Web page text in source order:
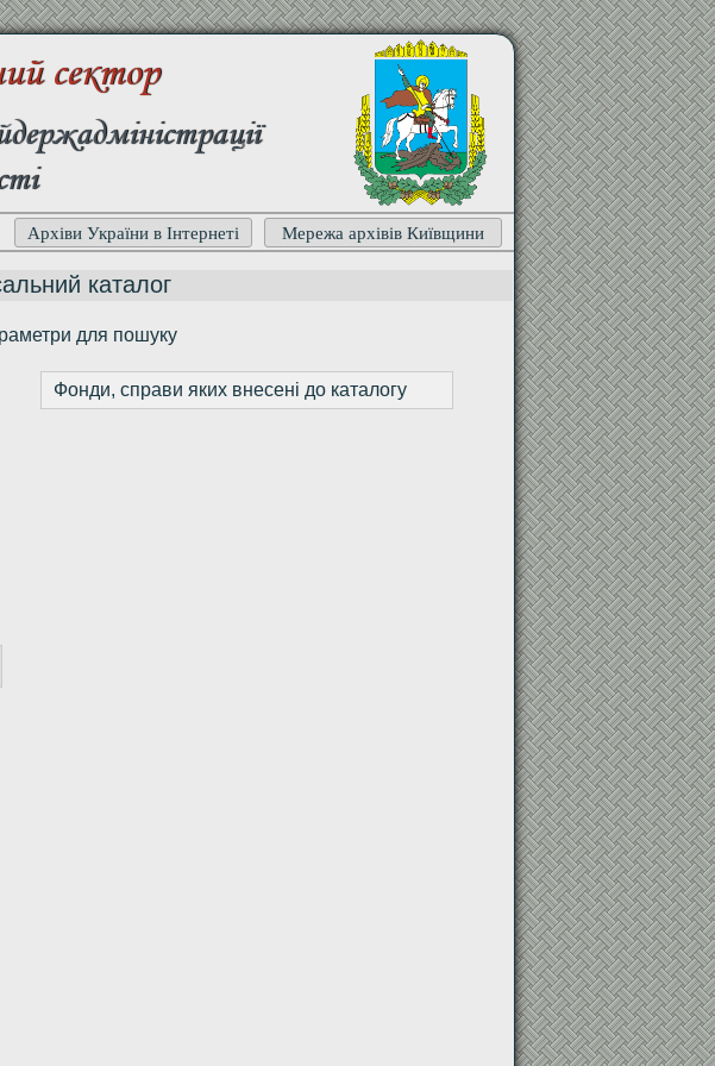
сектор
Мережа архівів Київщини
Архіви України в Інтернеті
каталог
для пошуку
Фонди, справи яких внесені до каталогу